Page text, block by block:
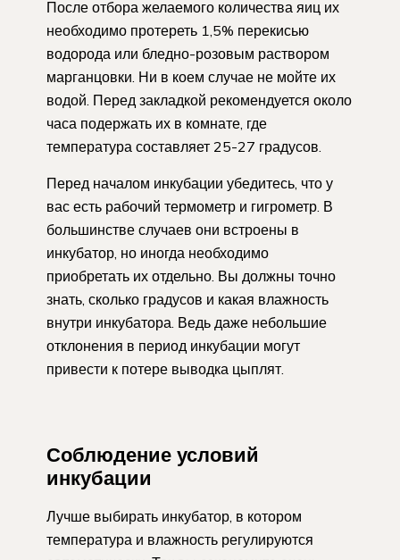
После отбора желаемого количества яиц их
необходимо протереть 1,5% перекисью
водорода или бледно-розовым раствором
марганцовки. Ни в коем случае не мойте их
водой. Перед закладкой рекомендуется около
часа подержать их в комнате, где
температура составляет 25-27 градусов.
Перед началом инкубации убедитесь, что у
вас есть рабочий термометр и гигрометр. В
большинстве случаев они встроены в
инкубатор, но иногда необходимо
приобретать их отдельно. Вы должны точно
знать, сколько градусов и какая влажность
внутри инкубатора. Ведь даже небольшие
отклонения в период инкубации могут
привести к потере выводка цыплят.
Соблюдение условий
инкубации
Лучше выбирать инкубатор, в котором
температура и влажность регулируются